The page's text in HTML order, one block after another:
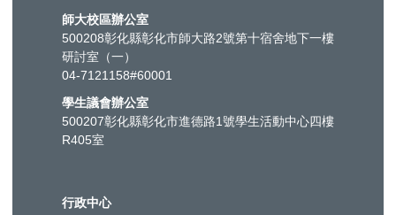
師大校區辦公室
500208彰化縣彰化市師大路2號第十宿舍地下一樓
研討室（一）
04-7121158#60001
學生議會辦公室
500207彰化縣彰化市進德路1號學生活動中心四樓
R405室
行政中心